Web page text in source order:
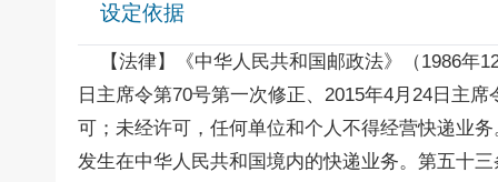
设定依据
【法律】《中华人民共和国邮政法》（1986年
日主席令第70号第一次修正、2015年4月24日主
可；未经许可，任何单位和个人不得经营快递业
发生在中华人民共和国境内的快递业务。第五十